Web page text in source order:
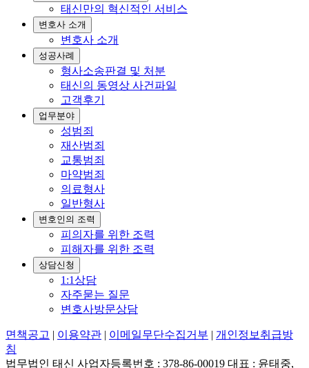
태신만의 혁신적인 서비스
변호사 소개
변호사 소개
성공사례
형사소송판결 및 처분
태신의 동영상 사건파일
고객후기
업무분야
성범죄
재산범죄
교통범죄
마약범죄
의료형사
일반형사
변호인의 조력
피의자를 위한 조력
피해자를 위한 조력
상담신청
1:1상담
자주묻는 질문
변호사방문상담
면책공고 | 이용약관 | 이메일무단수집거부 | 개인정보취급방
침
법무법인 태신 사업자등록번호 : 378-86-00019 대표 : 윤태중,